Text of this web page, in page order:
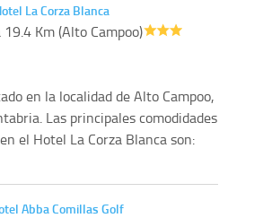
La Corza Blanca
19.4 Km (Alto Campoo)
en la localidad de Alto Campoo,
Las principales comodidades
el Hotel La Corza Blanca son:
Abba Comillas Golf